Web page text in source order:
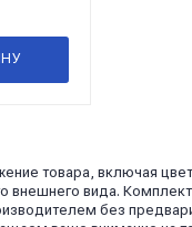
товара, включая
внешнего вида.
без